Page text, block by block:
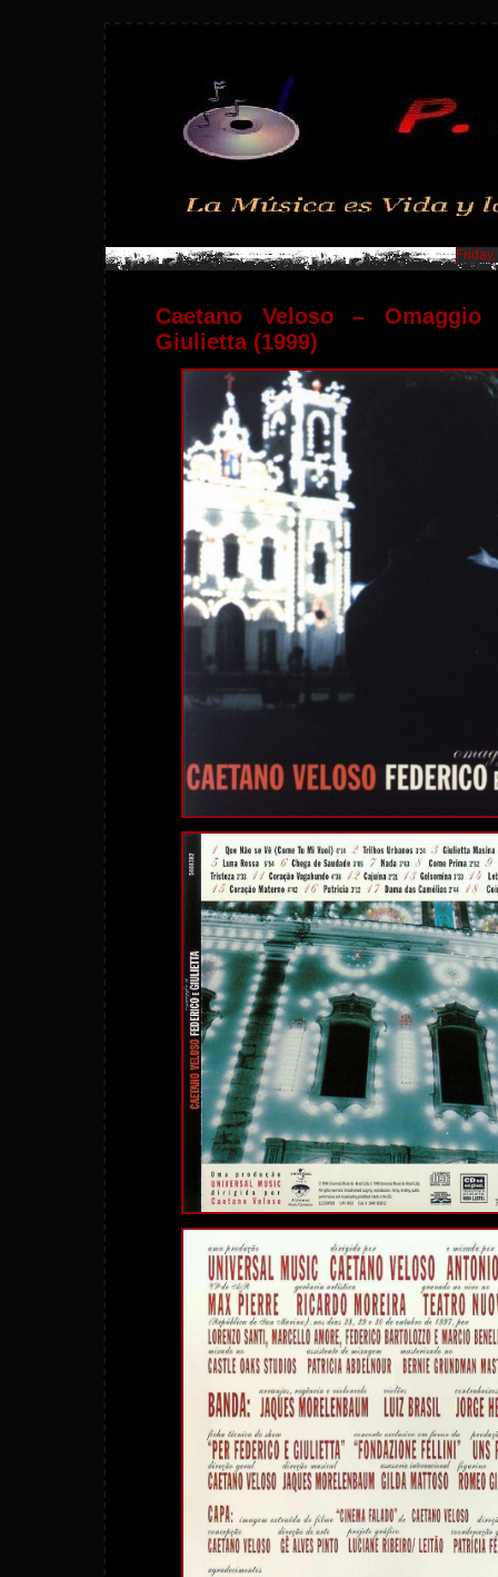
Caetano Veloso –
Giulietta (1999)